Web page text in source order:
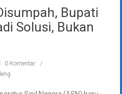
Bupati
Solusi, Bukan
0 Komentar